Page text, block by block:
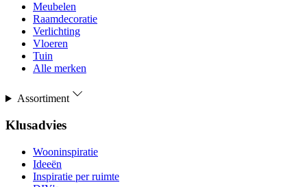
Meubelen
Raamdecoratie
Verlichting
Vloeren
Tuin
Alle merken
Assortiment
Klusadvies
Wooninspiratie
Ideeën
Inspiratie per ruimte